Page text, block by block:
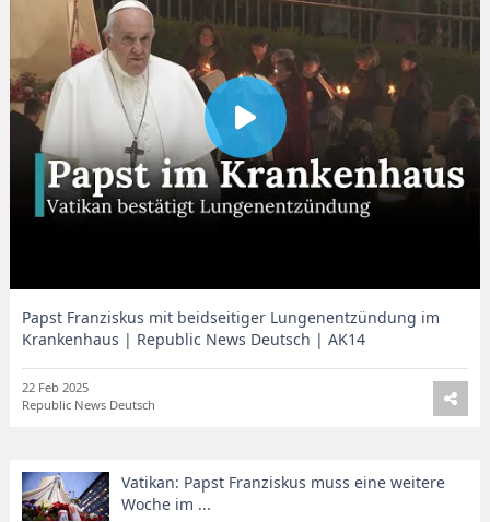
Papst Franziskus mit beidseitiger Lungenentzündung im
Krankenhaus | Republic News Deutsch | AK14
22 Feb 2025
Republic News Deutsch
Vatikan: Papst Franziskus muss eine weitere
Woche im ...